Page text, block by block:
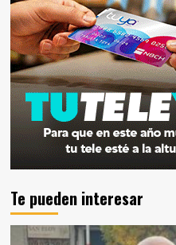
Te pueden interesar